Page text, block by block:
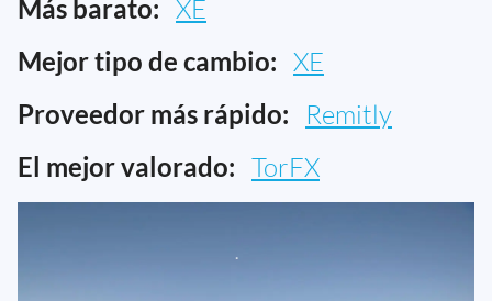
Más barato: XE
Mejor tipo de cambio: XE
Proveedor más rápido: Remitly
El mejor valorado: TorFX